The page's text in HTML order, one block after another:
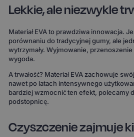
Lekkie, ale niezwykle
Materiał EVA to prawdziwa innowacja.
porównaniu do tradycyjnej gumy, ale
wytrzymały. Wyjmowanie,
wygoda.
A trwałość? Materiał EVA zachowuje
nawet po latach intensywnego
bardziej wzmocnić ten efekt, polecamy
podstopnicę.
Czyszczenie zajmuje